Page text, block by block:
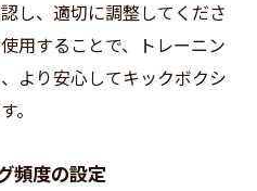
し、適切に調整してくださ
用することで、トレーニン
より安心してキックボクシ
。
頻度の設定